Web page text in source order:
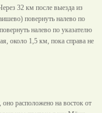
32 км после выезда из
повернуть налево по
налево по указателю
около 1,5 км, пока справа не
расположено на восток от